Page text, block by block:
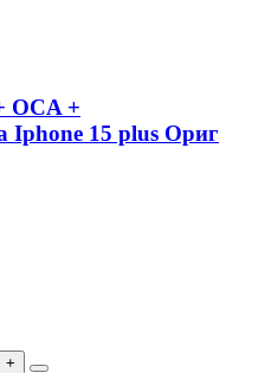
OCA +
Iphone 15 plus Ориг
+